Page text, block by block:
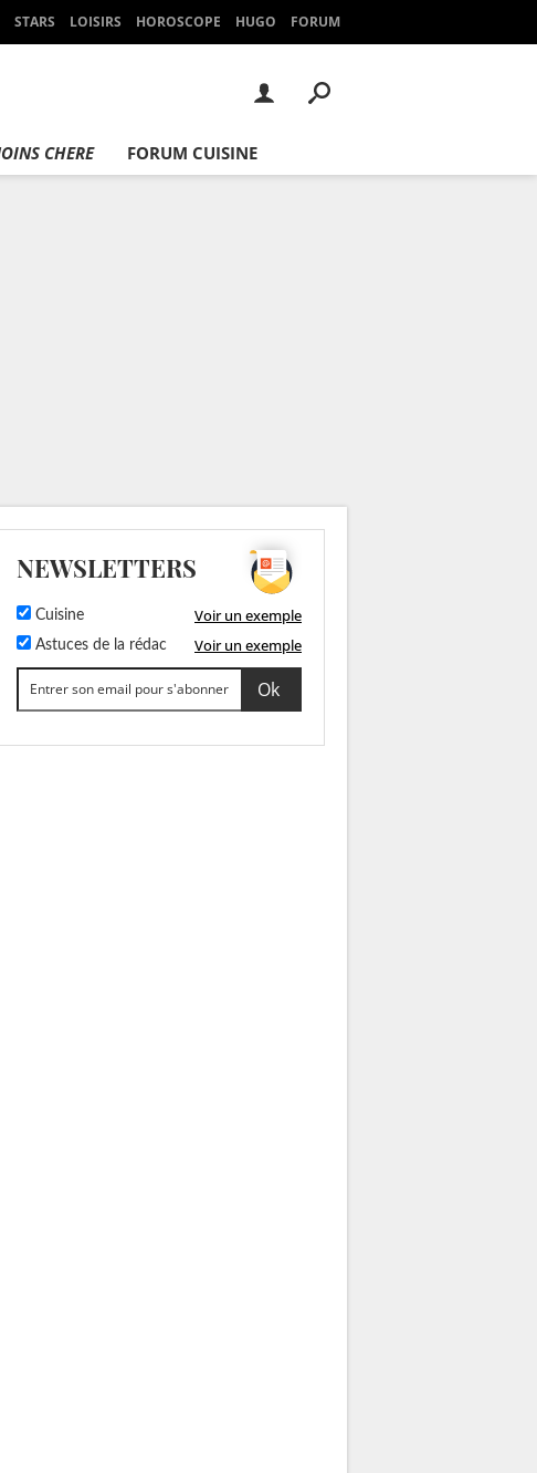
STARS LOISIRS HOROSCOPE HUGO FORUM
CHERE FORUM CUISINE
NEWSLETTERS
Cuisine Voir un exemple
Astuces de la rédac Voir un exemple